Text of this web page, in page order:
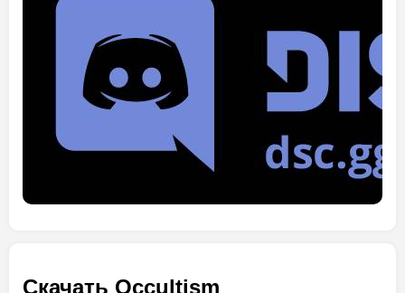
Скачать Occultism